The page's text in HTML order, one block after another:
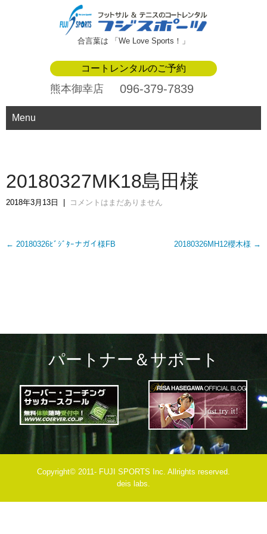
合言葉は 「We Love Sports！」
コートレンタルのご予約
熊本御幸店 096-379-7839
Menu
20180327MK18島田様
2018年3月13日 コメントはまだありません
Post
← 20180326ﾋﾞｼﾞﾀｰナガイ様FB 20180326MH12櫻木様 →
パートナー＆サポート
Copyright© 2011- FUJI SPORTS Inc. Allrights reserved.
deis labs.